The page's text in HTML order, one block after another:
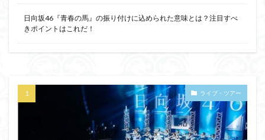
日向坂46『青春の馬』の振り付けに込められた意味とは？注目すべ
きポイントはこれだ！
ライブ・ツアー